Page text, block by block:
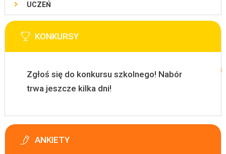
UCZEŃ
KONKURSY
Zgłoś się do konkursu szkolnego! Nabór
trwa jeszcze kilka dni!
ANKIETY